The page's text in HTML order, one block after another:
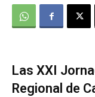
Las XXI
Regional de